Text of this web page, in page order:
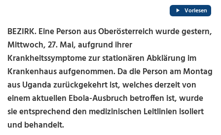
Vorlesen
BEZIRK. Eine Person aus Oberösterreich wurde gestern,
Mittwoch, 27. Mai, aufgrund ihrer
Krankheitssymptome zur stationären Abklärung im
Krankenhaus aufgenommen. Da die Person am Montag
aus Uganda zurückgekehrt ist, welches derzeit von
einem aktuellen Ebola-Ausbruch betroffen ist, wurde
sie entsprechend den medizinischen Leitlinien isoliert
und behandelt.